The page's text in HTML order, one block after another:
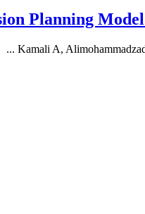
Planning
Kamali A,